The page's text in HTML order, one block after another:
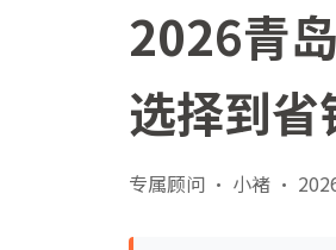
2026青
选择到
专属顾问 · 小褚 ·